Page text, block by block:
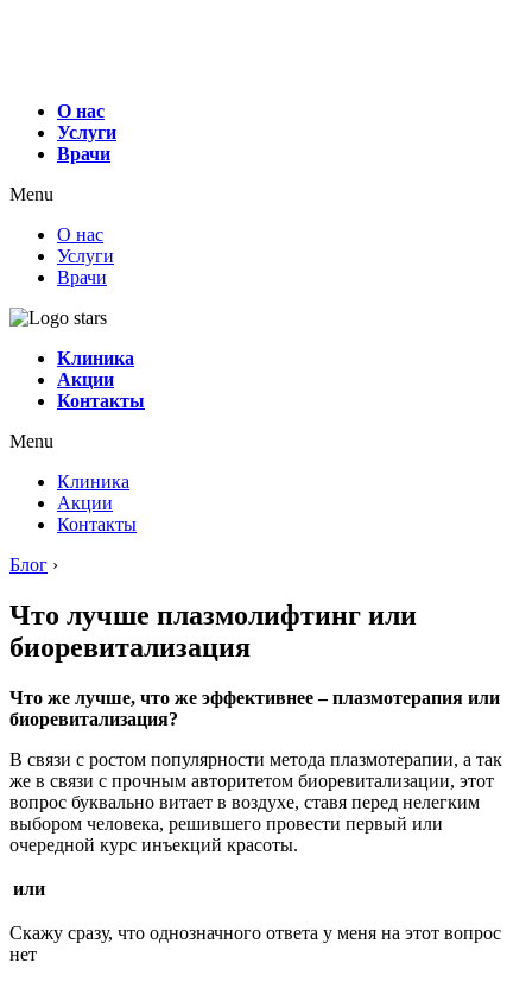
О нас
Услуги
Врачи
Menu
О нас
Услуги
Врачи
Клиника
Акции
Контакты
Menu
Клиника
Акции
Контакты
Блог ›
Что лучше плазмолифтинг или
биоревитализация
Что же лучше, что же эффективнее – плазмотерапия или
биоревитализация?
В связи с ростом популярности метода плазмотерапии, а так
же в связи с прочным авторитетом биоревитализации, этот
вопрос буквально витает в воздухе, ставя перед нелегким
выбором человека, решившего провести первый или
очередной курс инъекций красоты.
или
Скажу сразу, что однозначного ответа у меня на этот вопрос
нет